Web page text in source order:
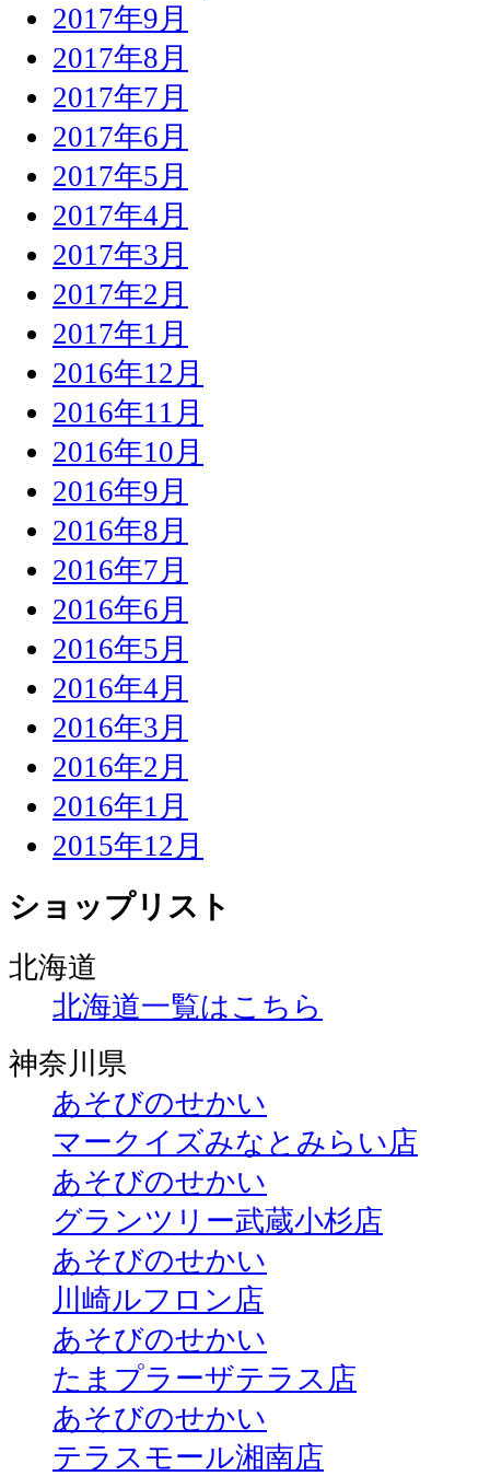
2017年9月
2017年8月
2017年7月
2017年6月
2017年5月
2017年4月
2017年3月
2017年2月
2017年1月
2016年12月
2016年11月
2016年10月
2016年9月
2016年8月
2016年7月
2016年6月
2016年5月
2016年4月
2016年3月
2016年2月
2016年1月
2015年12月
ショップリスト
北海道
北海道一覧はこちら
神奈川県
あそびのせかい
マークイズみなとみらい店
あそびのせかい
グランツリー武蔵小杉店
あそびのせかい
川崎ルフロン店
あそびのせかい
たまプラーザテラス店
あそびのせかい
テラスモール湘南店